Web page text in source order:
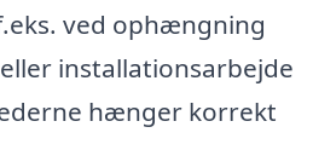
ved ophængning
installationsarbejde
hænger korrekt